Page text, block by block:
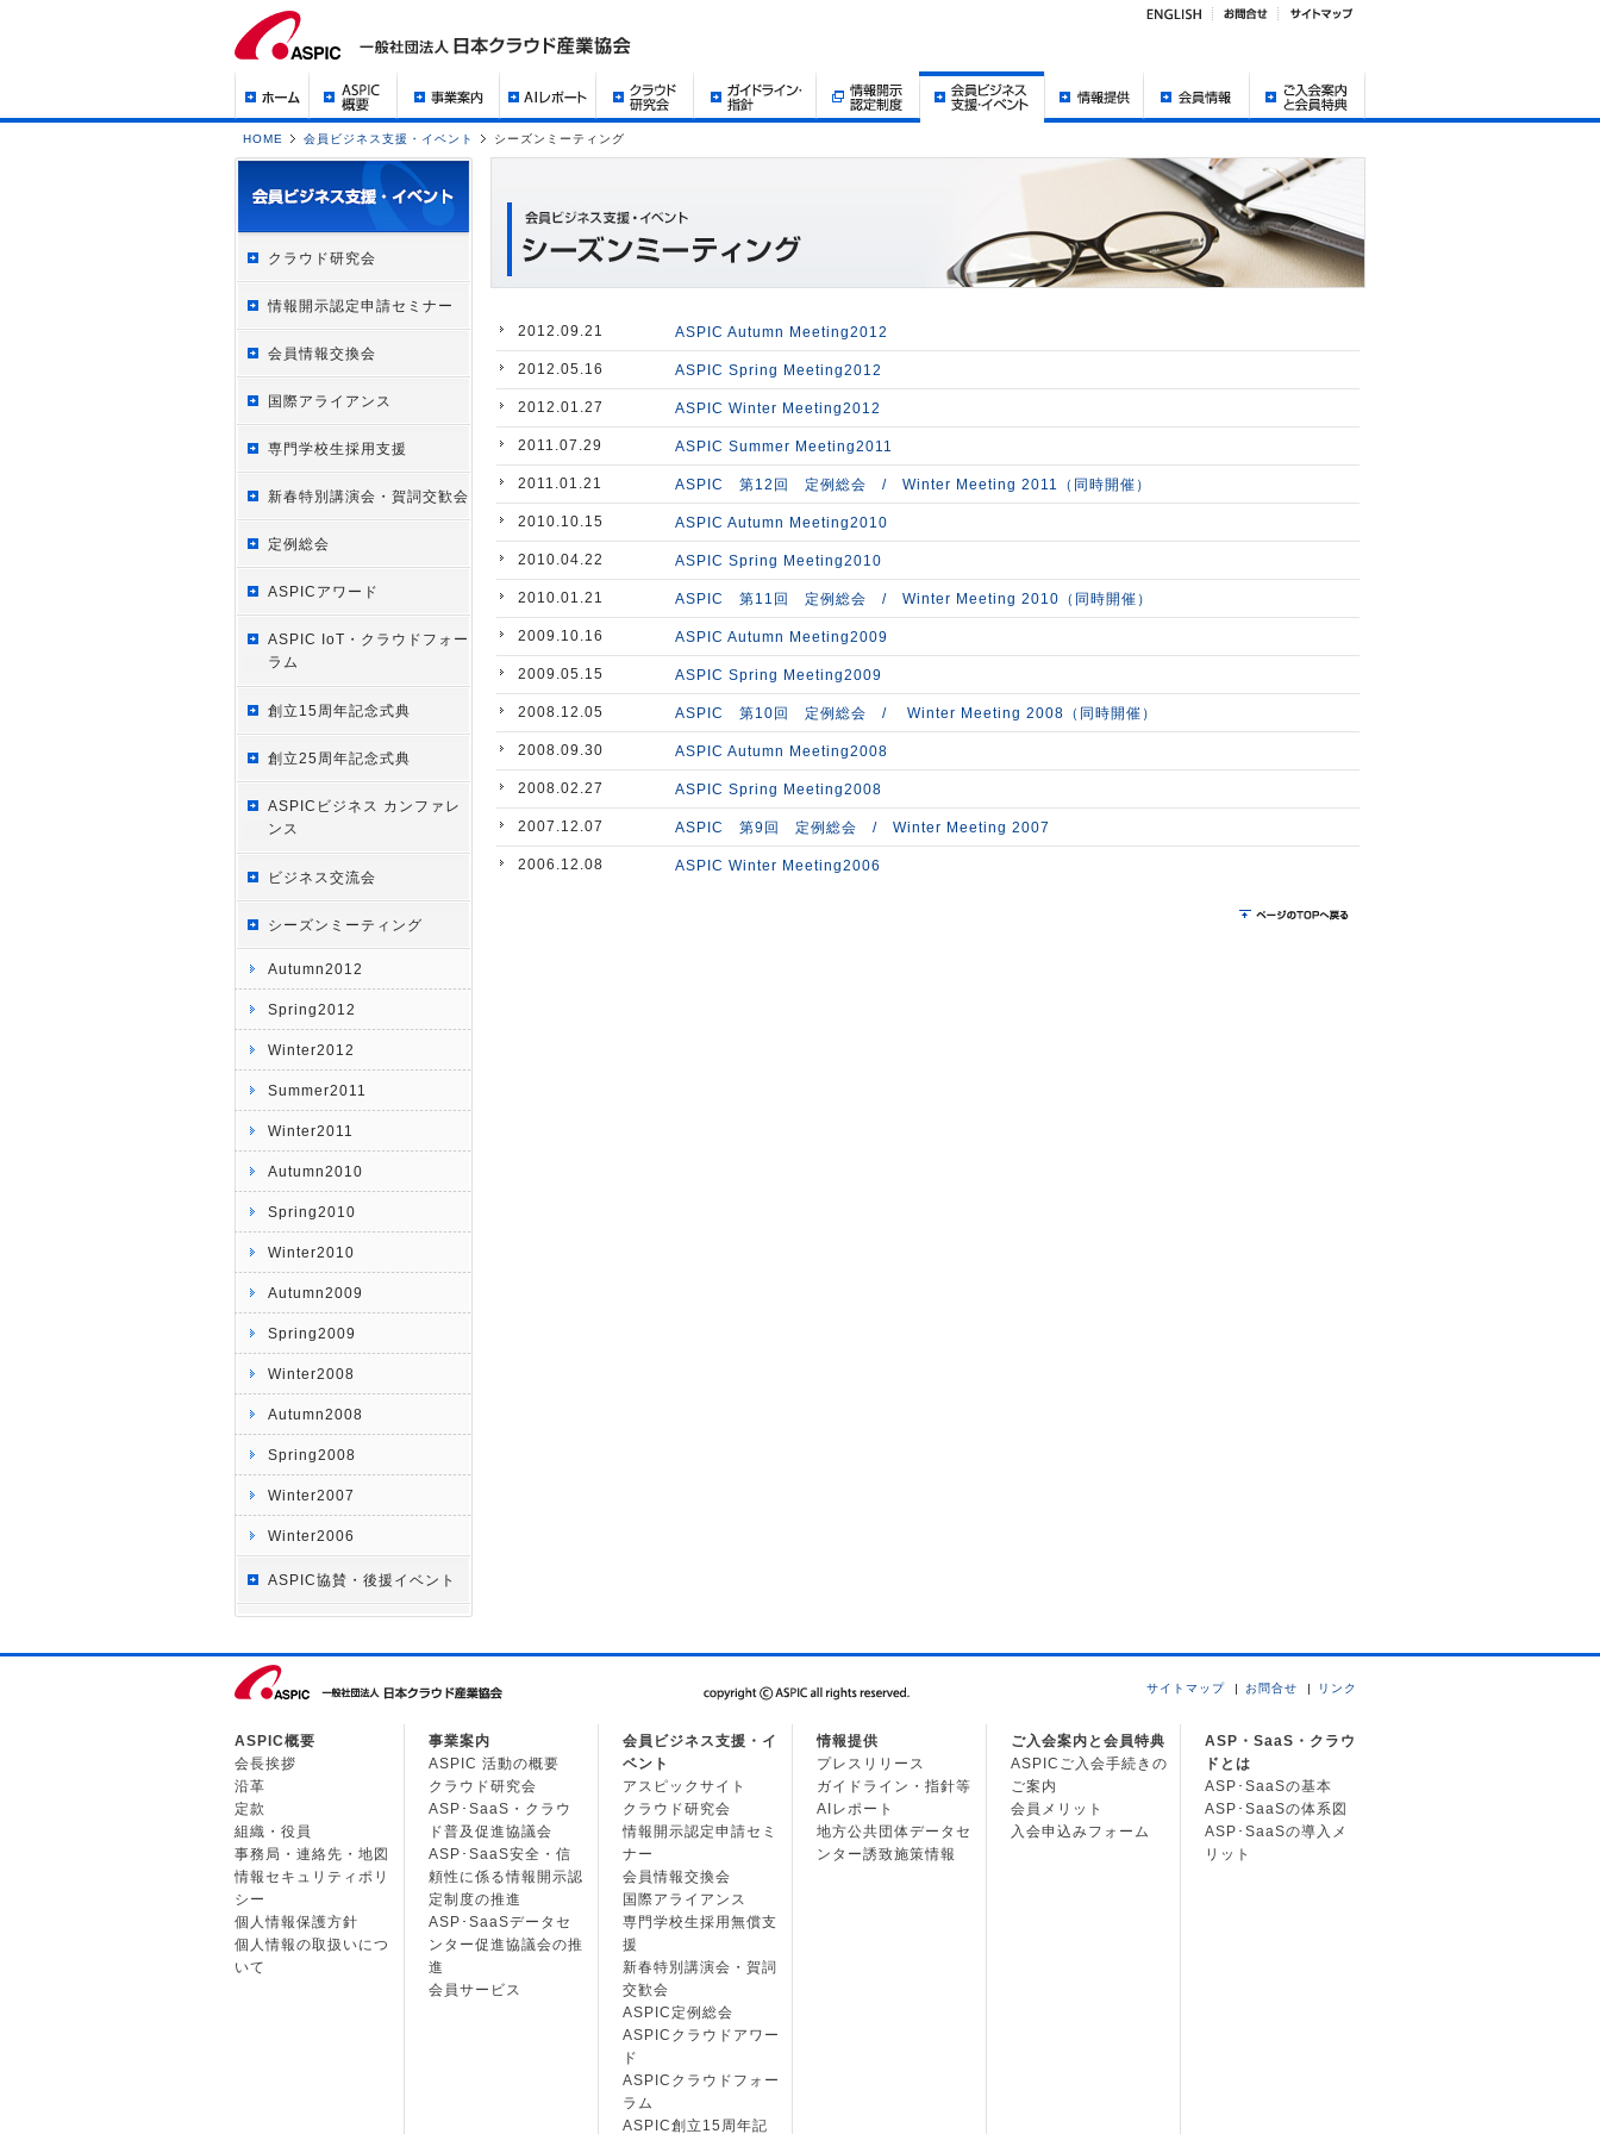
HOME 会員ビジネス支援・イベント シーズンミーティング
クラウド研究会
情報開示認定申請セミナー
会員情報交換会
国際アライアンス
専門学校生採用支援
新春特別講演会・賀詞交歓会
定例総会
ASPICアワード
ASPIC IoT・クラウドフォー
ラム
創立15周年記念式典
創立25周年記念式典
ASPICビジネス カンファレ
ンス
ビジネス交流会
シーズンミーティング
Autumn2012
Spring2012
Winter2012
Summer2011
Winter2011
Autumn2010
Spring2010
Winter2010
Autumn2009
Spring2009
Winter2008
Autumn2008
Spring2008
Winter2007
Winter2006
ASPIC協賛・後援イベント
2012.09.21 ASPIC Autumn Meeting2012
2012.05.16 ASPIC Spring Meeting2012
2012.01.27 ASPIC Winter Meeting2012
2011.07.29 ASPIC Summer Meeting2011
2011.01.21 ASPIC 第12回 定例総会 / Winter Meeting 2011（同時開催）
2010.10.15 ASPIC Autumn Meeting2010
2010.04.22 ASPIC Spring Meeting2010
2010.01.21 ASPIC 第11回 定例総会 / Winter Meeting 2010（同時開催）
2009.10.16 ASPIC Autumn Meeting2009
2009.05.15 ASPIC Spring Meeting2009
2008.12.05 ASPIC 第10回 定例総会 / Winter Meeting 2008（同時開催）
2008.09.30 ASPIC Autumn Meeting2008
2008.02.27 ASPIC Spring Meeting2008
2007.12.07 ASPIC 第9回 定例総会 / Winter Meeting 2007
2006.12.08 ASPIC Winter Meeting2006
サイトマップ お問合せ リンク
ASPIC概要
会長挨拶
沿革
定款
組織・役員
事務局・連絡先・地図
情報セキュリティポリ
シー
個人情報保護方針
個人情報の取扱いにつ
いて
事業案内
ASPIC 活動の概要
クラウド研究会
ASP･SaaS・クラウ
ド普及促進協議会
ASP･SaaS安全・信
頼性に係る情報開示認
定制度の推進
ASP･SaaSデータセ
ンター促進協議会の推
進
会員サービス
会員ビジネス支援・イ
ベント
アスピックサイト
クラウド研究会
情報開示認定申請セミ
ナー
会員情報交換会
国際アライアンス
専門学校生採用無償支
援
新春特別講演会・賀詞
交歓会
ASPIC定例総会
ASPICクラウドアワー
ド
ASPICクラウドフォー
ラム
ASPIC創立15周年記
情報提供
プレスリリース
ガイドライン・指針等
AIレポート
地方公共団体データセ
ンター誘致施策情報
ご入会案内と会員特典
ASPICご入会手続きの
ご案内
会員メリット
入会申込みフォーム
ASP・SaaS・クラウ
ドとは
ASP･SaaSの基本
ASP･SaaSの体系図
ASP･SaaSの導入メ
リット